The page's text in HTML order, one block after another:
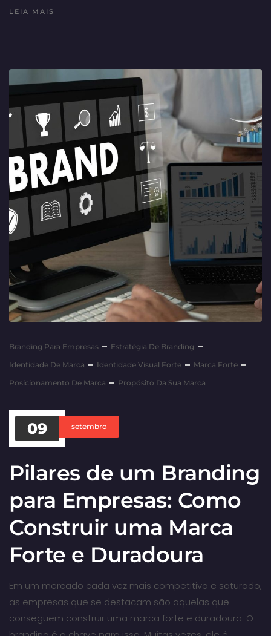
LEIA MAIS
Branding Para Empresas
Estratégia De Branding
Identidade De Marca
Identidade Visual Forte
Marca Forte
Posicionamento De Marca
Propósito Da Sua Marca
09 setembro
Pilares de um Branding
para Empresas: Como
Construir uma Marca
Forte e Duradoura
Em um mercado cada vez mais competitivo e saturado,
as empresas que se destacam são aquelas que
conseguem construir uma marca forte e duradoura. O